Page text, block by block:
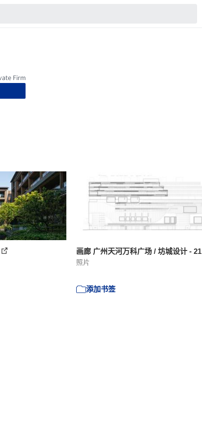
画廊 广州天河万科广场 / 坊城设计 - 21
照片
添加书签